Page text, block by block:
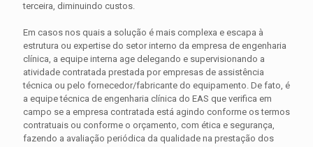
terceira, diminuindo custos.
Em casos nos quais a solução é mais complexa e escapa à
estrutura ou expertise do setor interno da empresa de engenharia
clínica, a equipe interna age delegando e supervisionando a
atividade contratada prestada por empresas de assistência
técnica ou pelo fornecedor/fabricante do equipamento. De fato, é
a equipe técnica de engenharia clínica do EAS que verifica em
campo se a empresa contratada está agindo conforme os termos
contratuais ou conforme o orçamento, com ética e segurança,
fazendo a avaliação periódica da qualidade na prestação dos